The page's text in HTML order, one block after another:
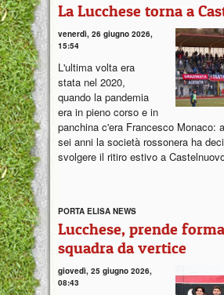
La Lucchese torna a
venerdì, 26 giugno 2026,
15:54
L'ultima volta era
stata nel 2020,
quando la pandemia
era in pieno corso e in
panchina c'era Francesco Monaco:
sei anni la società rossonera ha
svolgere il ritiro estivo a
PORTA ELISA NEWS
Lucchese, prende
squadra da vertice
giovedì, 25 giugno 2026,
08:43